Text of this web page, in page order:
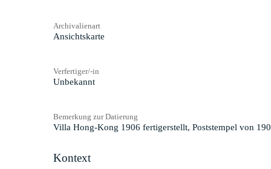
Archivalienart
Ansichtskarte
Verfertiger/-in
Unbekannt
Bemerkung zur Datierung
Villa Hong-Kong 1906 fertigerstellt, Poststempel von
Kontext